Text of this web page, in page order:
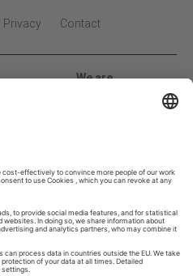
Privacy Contact
We are